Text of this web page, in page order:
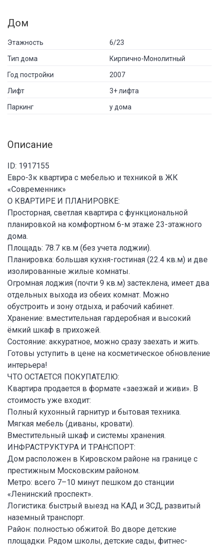
Дом
Этажность 6/23
Тип дома Кирпично-Монолитный
Год постройки 2007
Лифт 3+ лифта
Паркинг у дома
Описание
ID: 1917155
Евро-3к квартира с мебелью и техникой в ЖК
«Современник»
О КВАРТИРЕ И ПЛАНИРОВКЕ:
Просторная, светлая квартира с функциональной
планировкой на комфортном 6-м этаже 23-этажного
дома.
Площадь: 78.7 кв.м (без учета лоджии).
Планировка: большая кухня-гостиная (22.4 кв.м) и две
изолированные жилые комнаты.
Огромная лоджия (почти 9 кв.м) застеклена, имеет два
отдельных выхода из обеих комнат. Можно
обустроить и зону отдыха, и рабочий кабинет.
Хранение: вместительная гардеробная и высокий
ёмкий шкаф в прихожей.
Состояние: аккуратное, можно сразу заехать и жить.
Готовы уступить в цене на косметическое обновление
интерьера!
ЧТО ОСТАЕТСЯ ПОКУПАТЕЛЮ:
Квартира продается в формате «заезжай и живи». В
стоимость уже входит:
Полный кухонный гарнитур и бытовая техника.
Мягкая мебель (диваны, кровати).
Вместительный шкаф и системы хранения.
ИНФРАСТРУКТУРА И ТРАНСПОРТ:
Дом расположен в Кировском районе на границе с
престижным Московским районом.
Метро: всего 7–10 минут пешком до станции
«Ленинский проспект».
Логистика: быстрый выезд на КАД и ЗСД, развитый
наземный транспорт.
Район: полностью обжитой. Во дворе детские
площадки. Рядом школы, детские сады, фитнес-